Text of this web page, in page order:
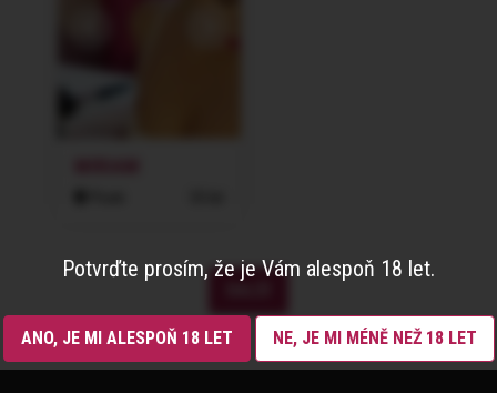
Potvrďte prosím, že je Vám alespoň 18 let.
ANO, JE MI ALESPOŇ 18 LET NE, JE MI MÉNĚ NEŽ 18 LET